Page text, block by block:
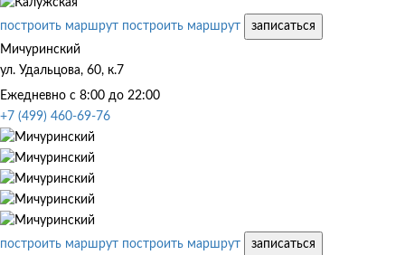
построить маршрут построить маршрут
записаться
Мичуринский
ул. Удальцова, 60, к.7
Ежедневно с 8:00 до 22:00
+7 (499) 460-69-76
построить маршрут построить маршрут
записаться